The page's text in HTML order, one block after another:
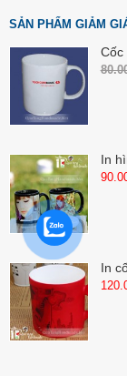
SẢN PHẨM GIẢM
Cốc
In
In